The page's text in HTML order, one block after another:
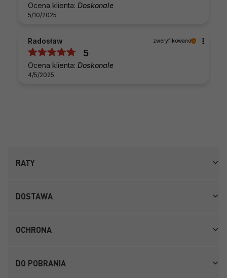
Ocena klienta: Doskonale
5/10/2025
Radosław zweryfikowano
5
Ocena klienta: Doskonale
4/5/2025
RATY
DOSTAWA
OCHRONA
DO POBRANIA